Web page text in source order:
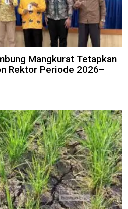
Mangkurat Tetapkan
Rektor Periode 2026–